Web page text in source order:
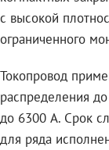
с высокой
ограниченного
Токопровод
распределения
до 6300 А. Срок
для ряда